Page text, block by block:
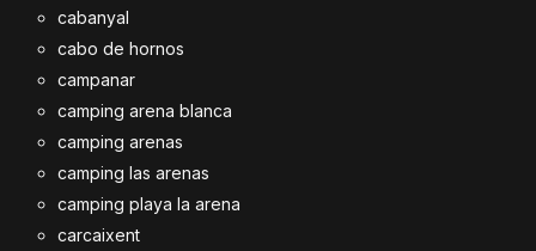
cabanyal
cabo de hornos
campanar
camping arena blanca
camping arenas
camping las arenas
camping playa la arena
carcaixent